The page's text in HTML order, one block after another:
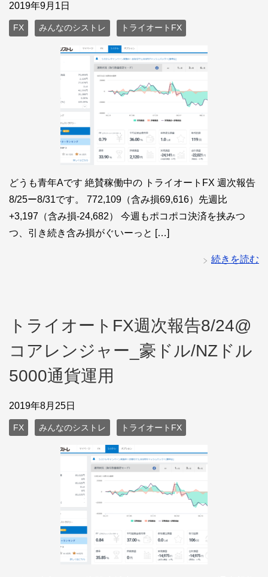
2019年9月1日
FX みんなのシストレ トライオートFX
どうも青年Aです 絶賛稼働中の トライオートFX 週次報告
8/25ー8/31です。 772,109（含み損69,616）先週比
+3,197（含み損-24,682） 今週もポコポコ決済を挟みつ
つ、引き続き含み損がぐいーっと […]
続きを読む
トライオートFX週次報告8/24@
コアレンジャー_豪ドル/NZドル
5000通貨運用
2019年8月25日
FX みんなのシストレ トライオートFX